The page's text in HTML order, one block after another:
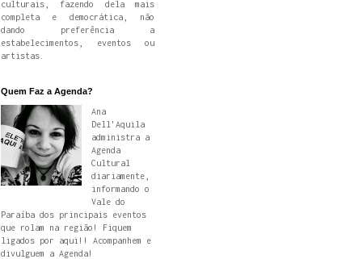
culturais, fazendo dela mais
completa e democrática, não
dando preferência a
estabelecimentos, eventos ou
artistas.
Quem Faz a Agenda?
Ana
Dell'Aquila
administra a
Agenda
Cultural
diariamente,
informando o
Vale do
Paraíba dos principais eventos
que rolam na região! Fiquem
ligados por aqui!! Acompanhem e
divulguem a Agenda!